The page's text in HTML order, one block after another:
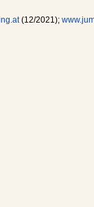
(12/2021);